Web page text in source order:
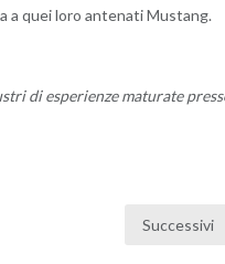
a quei loro antenati Mustang.
di esperienze maturate
Successivi